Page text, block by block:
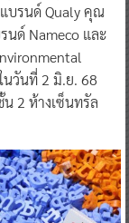
บรนด์ Qualy คุณ
ด์ Nameco และ
นวันที่ 2 มิ.ย. 68
2 ห้างเซ็นทรัล